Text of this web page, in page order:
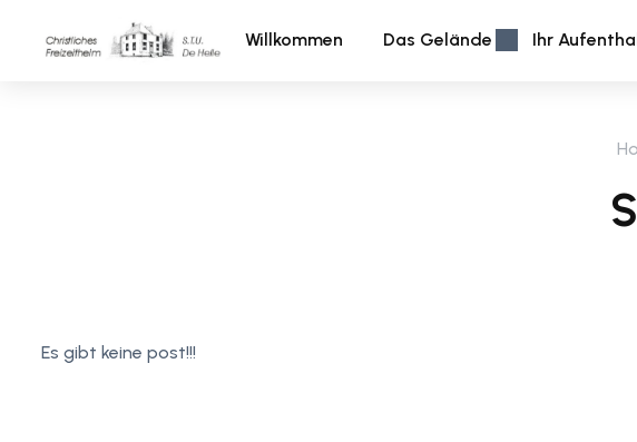
Willkommen Das Gelände Ihr
Es gibt keine post!!!